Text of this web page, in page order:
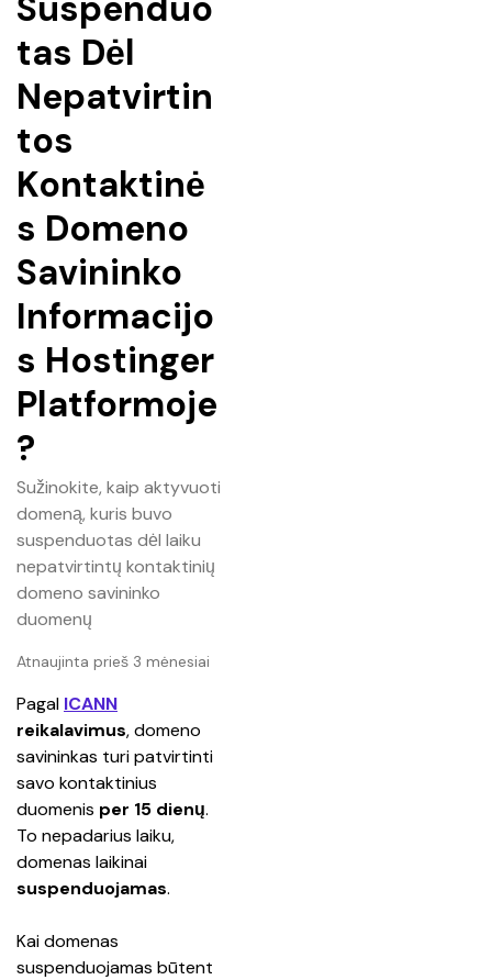
tas Dėl
Nepatvirtin
tos
Kontaktinė
s Domeno
Savininko
Informacijo
s Hostinger
Platformoje
?
Sužinokite, kaip aktyvuoti
domeną, kuris buvo
suspenduotas dėl laiku
nepatvirtintų kontaktinių
domeno savininko
duomenų
Atnaujinta prieš 3 mėnesiai
Pagal ICANN
reikalavimus, domeno
savininkas turi patvirtinti
savo kontaktinius
duomenis per 15 dienų.
To nepadarius laiku,
domenas laikinai
suspenduojamas.
Kai domenas
suspenduojamas būtent